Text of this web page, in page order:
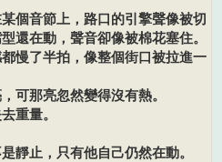
音節上，路口的引擎聲像被切
還在動，聲音卻像被棉花塞住。
了半拍，像整個街口被拉進一
那亮忽然變得沒有熱。
重量。
止，只有他自己仍然在動。